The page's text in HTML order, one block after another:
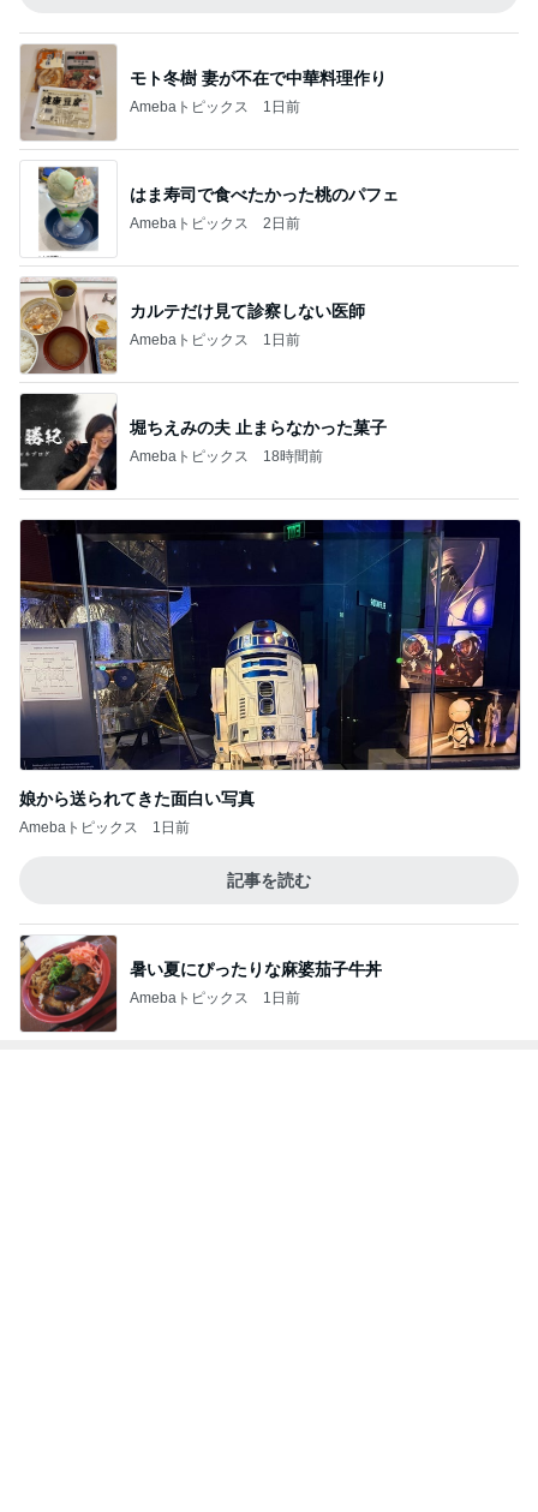
モト冬樹 妻が不在で中華料理作り
Amebaトピックス 1日前
はま寿司で食べたかった桃のパフェ
Amebaトピックス 2日前
カルテだけ見て診察しない医師
Amebaトピックス 1日前
堀ちえみの夫 止まらなかった菓子
Amebaトピックス 18時間前
娘から送られてきた面白い写真
Amebaトピックス 1日前
記事を読む
暑い夏にぴったりな麻婆茄子牛丼
Amebaトピックス 1日前